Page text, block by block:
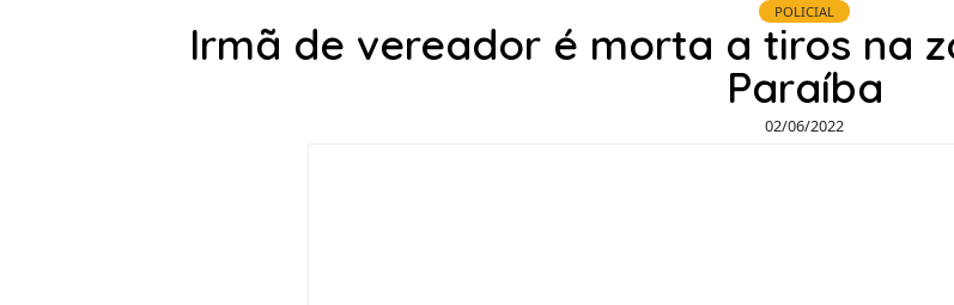
POLICIAL
Irmã de vereador é morta a tiros na
Paraíba
02/06/2022